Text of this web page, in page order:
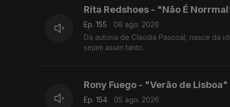
Rita Redshoes - "Não É
Ep. 155
06 ago. 2026
Da autoria de Claúdia Pascoal, nasce da
sejam assim tanto.
Rony Fuego - "Verão de Lisboa"
Ep. 154
05 ago. 2026